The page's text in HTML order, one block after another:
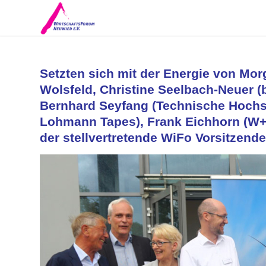
Setzten sich mit der Energie von
Wolsfeld, Christine Seelbach-Neuer
Bernhard Seyfang (Technische
Lohmann Tapes), Frank Eichhorn
der stellvertretende WiFo